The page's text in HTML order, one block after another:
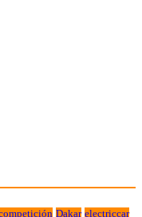
Dakar electriccar